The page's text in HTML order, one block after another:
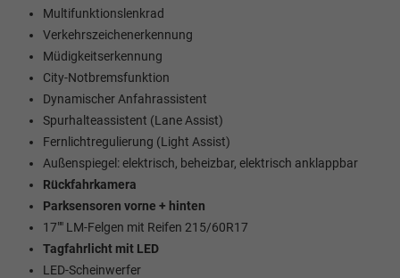
Multifunktionslenkrad
Verkehrszeichenerkennung
Müdigkeitserkennung
City-Notbremsfunktion
Dynamischer Anfahrassistent
Spurhalteassistent (Lane Assist)
Fernlichtregulierung (Light Assist)
Außenspiegel: elektrisch, beheizbar, elektrisch anklappbar
Rückfahrkamera
Parksensoren vorne + hinten
17"" LM-Felgen mit Reifen 215/60R17
Tagfahrlicht mit LED
LED-Scheinwerfer